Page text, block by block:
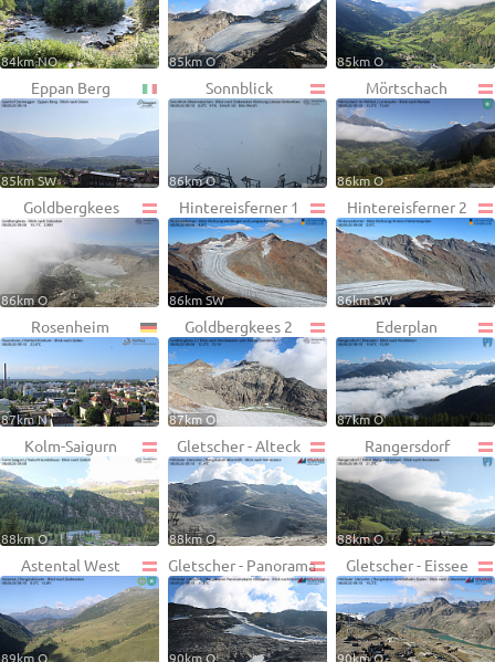
84km NO 85km O 85km O
Eppan Berg
85km SW
Sonnblick
86km O
Mörtschach
86km O
Goldbergkees
86km O
Hintereisferner 1
86km SW
Hintereisferner 2
86km SW
Rosenheim
87km N
Goldbergkees 2
87km O
Ederplan
87km O
Kolm-Saigurn
88km O
Gletscher - Alteck
88km O
Rangersdorf
88km O
Astental West
89km O
Gletscher - Panorama
90km O
Gletscher - Eissee
90km O